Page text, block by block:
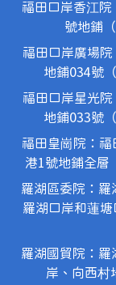
福田口岸香江
號地鋪
福田口岸廣場
地鋪034號
福田口岸星光
地鋪033號
福田皇崗院：
港1號地鋪全層
羅湖區委院：
羅湖口岸和蓮
羅湖國貿院：羅
岸、向西村